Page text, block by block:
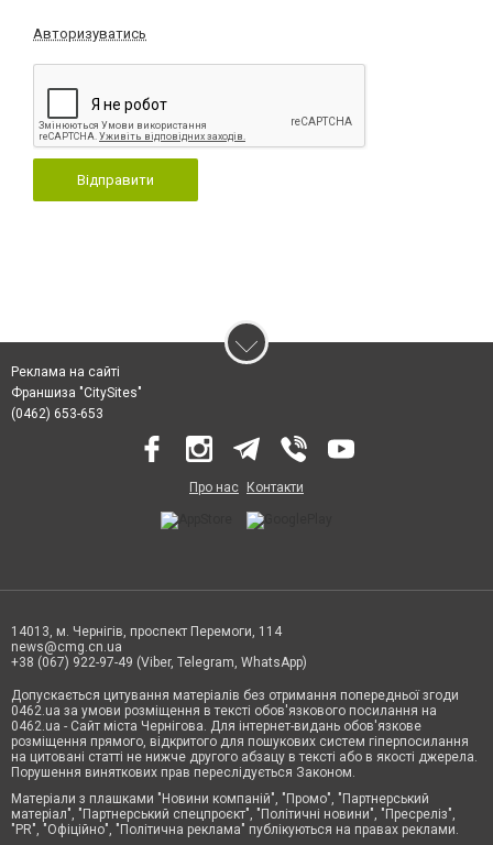
Авторизуватись
Відправити
Реклама на сайті
Франшиза "CitySites"
(0462) 653-653
Про нас Контакти
14013, м. Чернігів, проспект Перемоги, 114
news@cmg.cn.ua
+38 (067) 922-97-49 (Viber, Telegram, WhatsApp)
Допускається цитування матеріалів без отримання попередньої згоди
0462.ua за умови розміщення в тексті обов'язкового посилання на
0462.ua - Сайт міста Чернігова. Для інтернет-видань обов'язкове
розміщення прямого, відкритого для пошукових систем гіперпосилання
на цитовані статті не нижче другого абзацу в тексті або в якості джерела.
Порушення виняткових прав переслідується Законом.
Матеріали з плашками "Новини компаній", "Промо", "Партнерський
матеріал", "Партнерський спецпроєкт", "Політичні новини", "Пресреліз",
"PR", "Офіційно", "Політична реклама" публікуються на правах реклами.